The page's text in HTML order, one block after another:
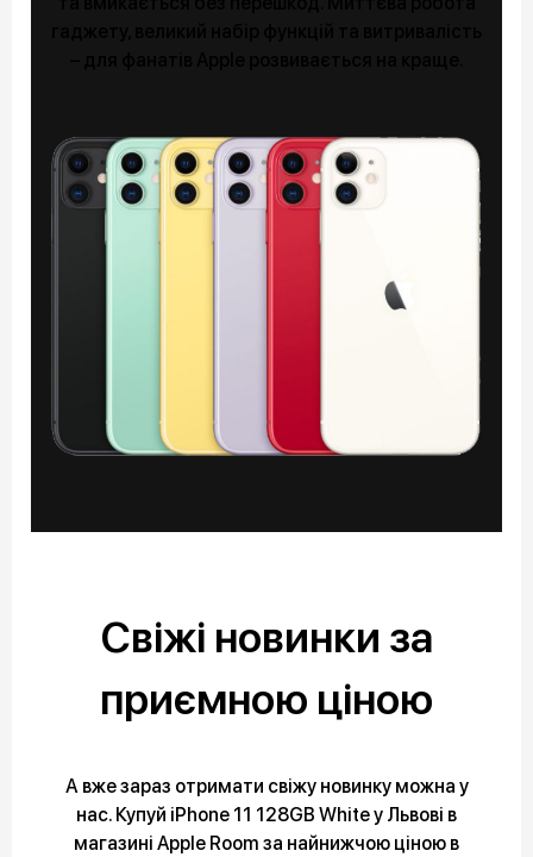
Свіжі новинки за
приємною ціною
А вже зараз отримати свіжу новинку можна у
нас. Купуй iPhone 11 128GB White у Львові в
магазині Apple Room за найнижчою ціною в